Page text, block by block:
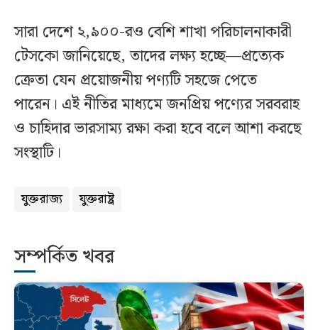
সারা দেশে ২,৯০০-রও বেশি শাখা পরিচালনাকারী
টেসকো জানিয়েছে, তাদের লক্ষ্য হচ্ছে—প্রত্যেক
ক্রেতা যেন প্রয়োজনীয় পণ্যটি সহজে পেতে
পারেন। এই নীতির মাধ্যমে জনপ্রিয় পণ্যের সরবরাহ
ও চাহিদার ভারসাম্য রক্ষা করা হবে বলে আশা করছে
সংস্থাটি।
যুক্তরাজ্য যুক্তরাষ্ট্র
সম্পর্কিত খবর